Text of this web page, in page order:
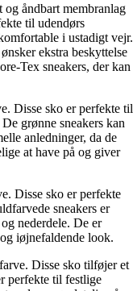
og åndbart membranlag
til udendørs
i ustadigt vejr.
ekstra beskyttelse
Tex sneakers, der kan
Disse sko er perfekte til
grønne sneakers kan
anledninger, da de
at have på og giver
Disse sko er perfekte
sneakers er
nederdele. De er
iøjnefaldende look.
Disse sko tilføjer et
perfekte til festlige